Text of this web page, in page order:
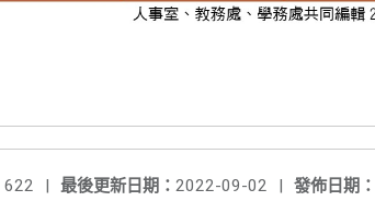
發佈日期：
最後更新日期： 2022-09-02 |
622 |